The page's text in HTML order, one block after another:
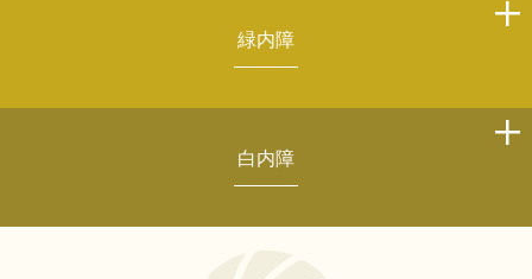
緑内障
白内障